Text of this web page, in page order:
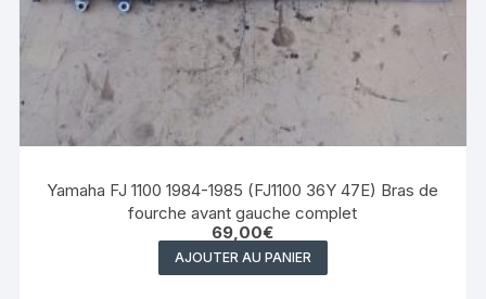
Yamaha FJ 1100 1984-1985 (FJ1100 36Y 47E) Bras de
fourche avant gauche complet
69,00€
AJOUTER AU PANIER